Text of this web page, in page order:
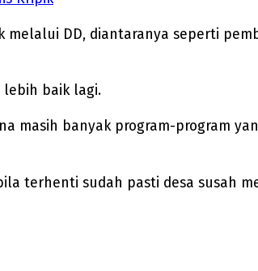
DD, diantaranya seperti
lebih baik lagi.
masih banyak program-program
terhenti sudah pasti desa susah